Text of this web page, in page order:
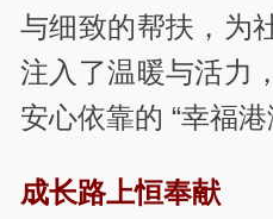
与细致的帮扶，为
注入了温暖与活力
安心依靠的 “幸福港
成长路上恒奉献